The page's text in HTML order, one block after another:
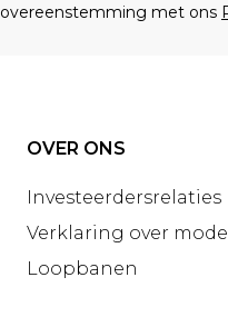
overeenstemming met ons
OVER ONS
Investeerdersrelaties
Verklaring over
Loopbanen